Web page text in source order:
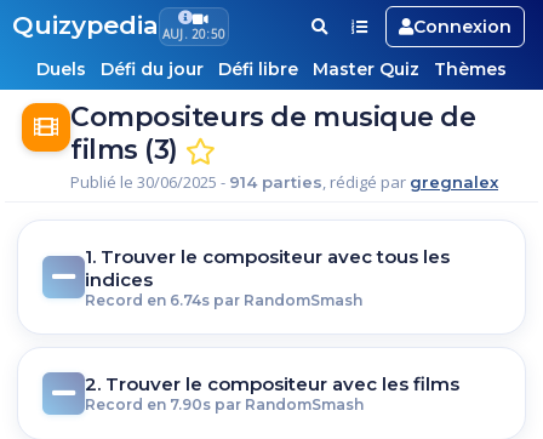
Quizypedia AUJ. 20:50
Connexion
Duels
Défi du jour Défi libre Master Quiz Thèmes
Compositeurs de musique de
films (3)
Publié le 30/06/2025 - 914 parties, rédigé par gregnalex
1. Trouver le compositeur avec tous les
indices
Record en 6.74s par RandomSmash
2. Trouver le compositeur avec les films
Record en 7.90s par RandomSmash